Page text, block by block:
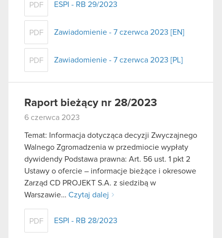
PDF ESPI - RB 29/2023
PDF Zawiadomienie - 7 czerwca 2023 [EN]
PDF Zawiadomienie - 7 czerwca 2023 [PL]
Raport bieżący nr 28/2023
6 czerwca 2023
Temat: Informacja dotycząca decyzji Zwyczajnego
Walnego Zgromadzenia w przedmiocie wypłaty
dywidendy Podstawa prawna: Art. 56 ust. 1 pkt 2
Ustawy o ofercie – informacje bieżące i okresowe
Zarząd CD PROJEKT S.A. z siedzibą w
Warszawie… Czytaj dalej
PDF ESPI - RB 28/2023